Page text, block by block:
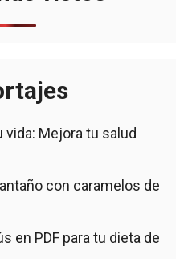
vida: Mejora tu salud
con caramelos de
en PDF para tu dieta de